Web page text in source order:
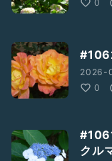
0
2026-
0
クル